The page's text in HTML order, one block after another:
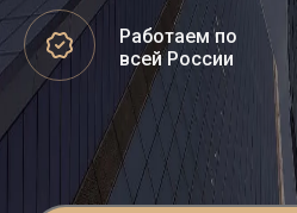
Работаем по
всей России